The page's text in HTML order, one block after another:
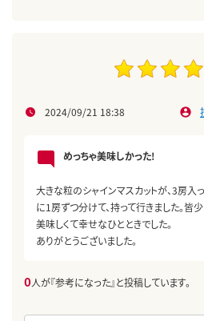
2024/09/21 18:38
めっちゃ美味しかった!
大きな粒のシャインマスカットが、3房入
に1房ずつ分けて、持って行きました。皆
美味しくて幸せなひとときでした。
ありがとうございました。
0人が『参考になった』と投稿しています。